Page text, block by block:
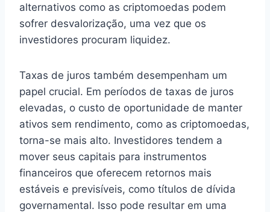
alternativos como as criptomoedas podem
sofrer desvalorização, uma vez que os
investidores procuram liquidez.
Taxas de juros também desempenham um
papel crucial. Em períodos de taxas de juros
elevadas, o custo de oportunidade de manter
ativos sem rendimento, como as criptomoedas,
torna-se mais alto. Investidores tendem a
mover seus capitais para instrumentos
financeiros que oferecem retornos mais
estáveis e previsíveis, como títulos de dívida
governamental. Isso pode resultar em uma